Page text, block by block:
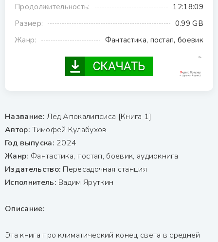
Продолжительность:
12:18:09
Размер:
0.99 GB
Жанр:
Фантастика, постап, боевик
Название: Лёд Апокалипсиса [Книга 1]
Автор:Тимофей Кулабухов
Год выпуска: 2024
Жанр: Фантастика, постап, боевик, аудиокнига
Издательство: Пересадочная станция
Исполнитель: Вадим Яруткин
Описание:
Эта книга про климатический конец света в средней